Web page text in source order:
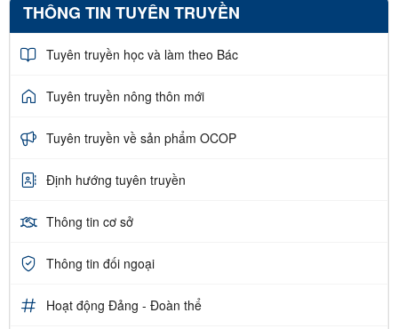
THÔNG TIN TUYÊN TRUYỀN
Tuyên truyền học và làm theo Bác
Tuyên truyền nông thôn mới
Tuyên truyền về sản phẩm OCOP
Định hướng tuyên truyền
Thông tin cơ sở
Thông tin đối ngoại
Hoạt động Đảng - Đoàn thể